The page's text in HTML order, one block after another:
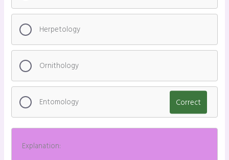
Herpetology
Ornithology
Entomology Correct
Explanation: